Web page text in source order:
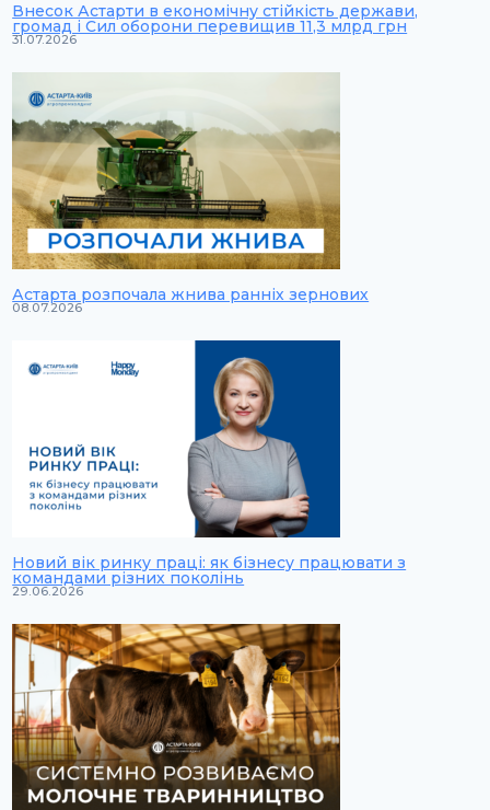
Внесок Астарти в економічну стійкість держави,
громад і Сил оборони перевищив 11,3 млрд грн
31.07.2026
Астарта розпочала жнива ранніх зернових
08.07.2026
Новий вік ринку праці: як бізнесу працювати з
командами різних поколінь
29.06.2026